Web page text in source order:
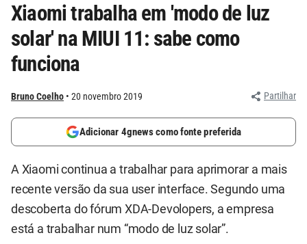
Xiaomi trabalha em 'modo de luz
solar' na MIUI 11: sabe como
funciona
Bruno Coelho 20 novembro 2019 Partilhar
Adicionar 4gnews como fonte preferida
A Xiaomi continua a trabalhar para aprimorar a mais
recente versão da sua user interface. Segundo uma
descoberta do fórum XDA-Devolopers, a empresa
está a trabalhar num “modo de luz solar”.